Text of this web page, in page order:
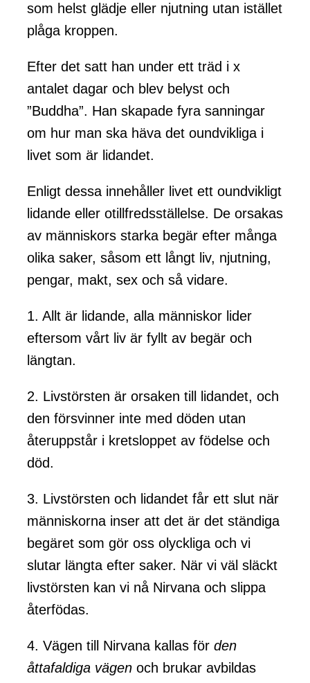
som helst glädje eller njutning utan istället
plåga kroppen.
Efter det satt han under ett träd i x
antalet dagar och blev belyst och
”Buddha”. Han skapade fyra sanningar
om hur man ska häva det oundvikliga i
livet som är lidandet.
Enligt dessa innehåller livet ett oundvikligt
lidande eller otillfredsställelse. De orsakas
av människors starka begär efter många
olika saker, såsom ett långt liv, njutning,
pengar, makt, sex och så vidare.
1. Allt är lidande, alla människor lider
eftersom vårt liv är fyllt av begär och
längtan.
2. Livstörsten är orsaken till lidandet, och
den försvinner inte med döden utan
återuppstår i kretsloppet av födelse och
död.
3. Livstörsten och lidandet får ett slut när
människorna inser att det är det ständiga
begäret som gör oss olyckliga och vi
slutar längta efter saker. När vi väl släckt
livstörsten kan vi nå Nirvana och slippa
återfödas.
4. Vägen till Nirvana kallas för den
åttafaldiga vägenoch brukar avbildas